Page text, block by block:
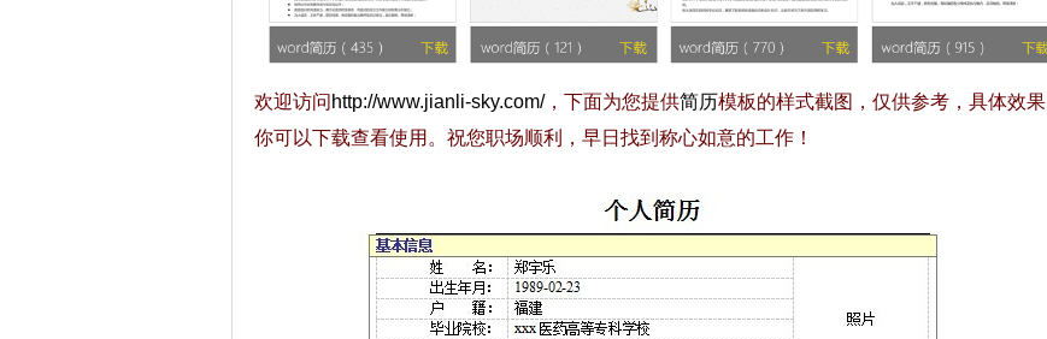
欢迎访问 http://www.jianli-sky.com/，下面为您提供简历模板的样式截图，仅供参考，具体效果
你可以下载查看使用。祝您职场顺利，早日找到称心如意的工作！